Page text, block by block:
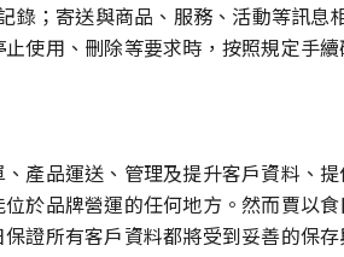
；寄送與商品、服務、活動等訊息
使用、刪除等要求時，按照規定手
產品運送、管理及提升客戶資料、
於品牌營運的任何地方。然而賈以
證所有客戶資料都將受到妥善的保